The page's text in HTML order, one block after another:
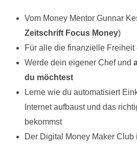
Vom Money Mentor Gunnar
Zeitschrift Focus Money)
Für alle die finanzielle
Werde dein eigener Chef und
du möchtest
Lerne wie du automatisiert
Internet aufbaust und das
bekommst
Der Digital Money Maker Club